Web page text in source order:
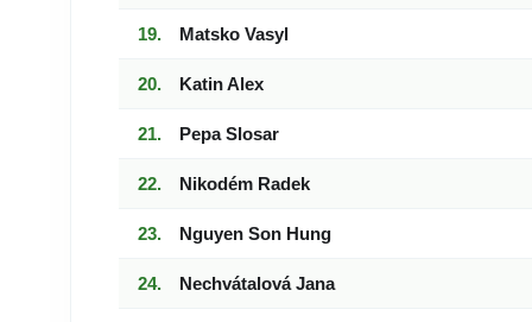
Matsko Vasyl
Katin Alex
Pepa Slosar
Nikodém Radek
Nguyen Son Hung
Nechvátalová Jana